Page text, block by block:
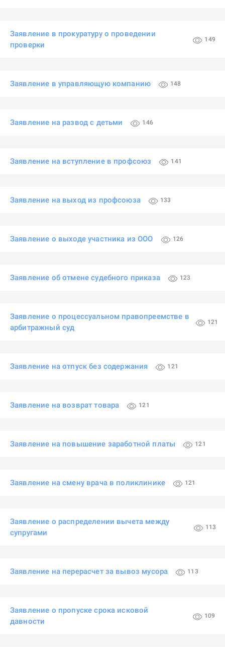
Заявление в прокуратуру о проведении
проверки
149
Заявление в управляющую компанию 148
Заявление на развод с детьми 146
Заявление на вступление в профсоюз 141
Заявление на выход из профсоюза 133
Заявление о выходе участника из ООО 126
Заявление об отмене судебного приказа 123
Заявление о процессуальном правопреемстве в
арбитражный суд
121
Заявление на отпуск без содержания 121
Заявление на возврат товара 121
Заявление на повышение заработной платы 121
Заявление на смену врача в поликлинике 121
Заявление о распределении вычета между
супругами
113
Заявление на перерасчет за вывоз мусора 113
Заявление о пропуске срока исковой
давности
109